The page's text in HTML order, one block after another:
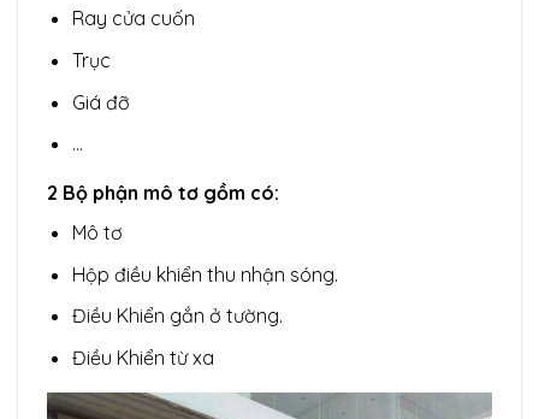
Ray cửa cuốn
Trục
Giá đỡ
…
2 Bộ phận mô tơ gồm có:
Mô tơ
Hộp điều khiển thu nhận sóng.
Điều Khiển gắn ở tường.
Điều Khiển từ xa